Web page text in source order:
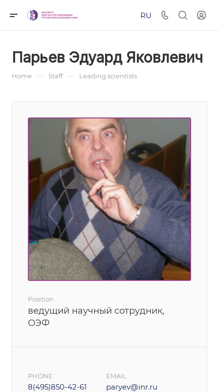
RU
Парьев Эдуард Яковлевич
Home — Staff — Leading scientists
Position
ведущий научный сотрудник,
ОЭФ
PHONE
8(495)850-42-61
EMAIL
paryev@inr.ru